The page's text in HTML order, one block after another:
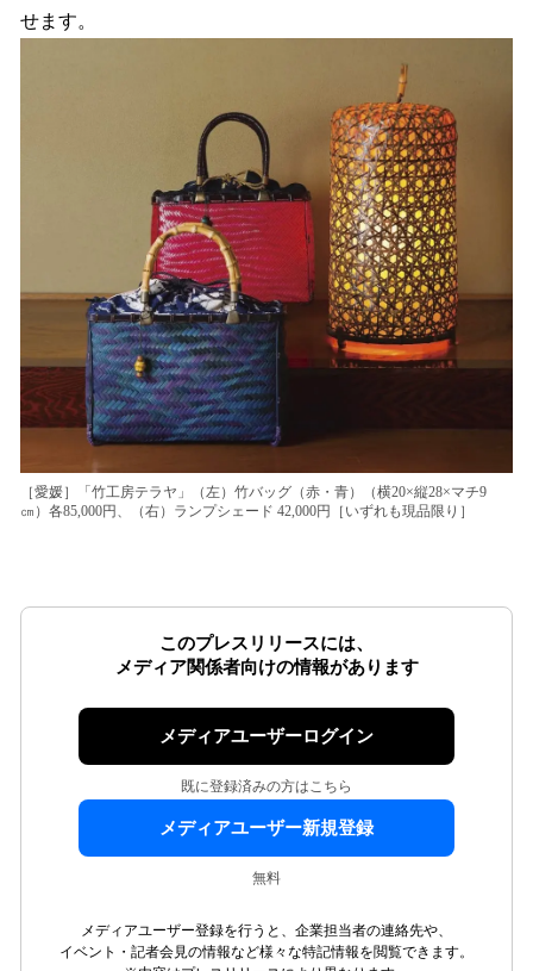
せます。
［愛媛］「竹工房テラヤ」（左）竹バッグ（赤・青）（横20×縦28×マチ9
㎝）各85,000円、（右）ランプシェード 42,000円［いずれも現品限り］
このプレスリリースには、
メディア関係者向けの情報があります
メディアユーザーログイン
既に登録済みの方はこちら
メディアユーザー新規登録
無料
メディアユーザー登録を行うと、企業担当者の連絡先や、
イベント・記者会見の情報など様々な特記情報を閲覧できます。